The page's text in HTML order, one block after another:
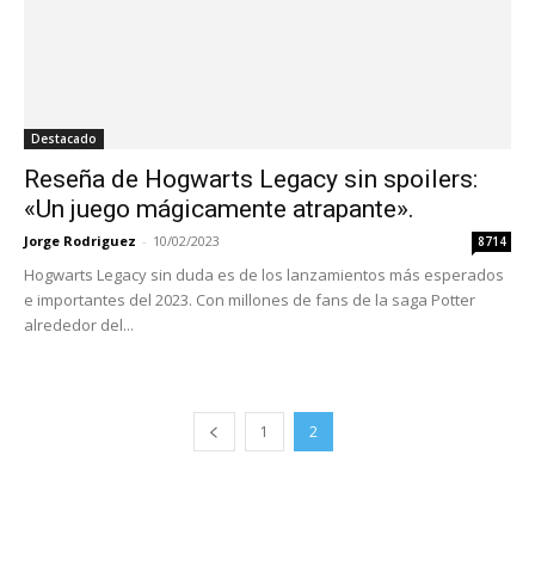
Destacado
Reseña de Hogwarts Legacy sin spoilers:
«Un juego mágicamente atrapante».
Jorge Rodriguez - 10/02/2023 8714
Hogwarts Legacy sin duda es de los lanzamientos más esperados
e importantes del 2023. Con millones de fans de la saga Potter
alrededor del...
1 2